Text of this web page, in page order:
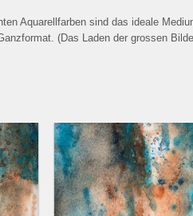
Aquarellfarben sind das ideale
(Das Laden der grossen